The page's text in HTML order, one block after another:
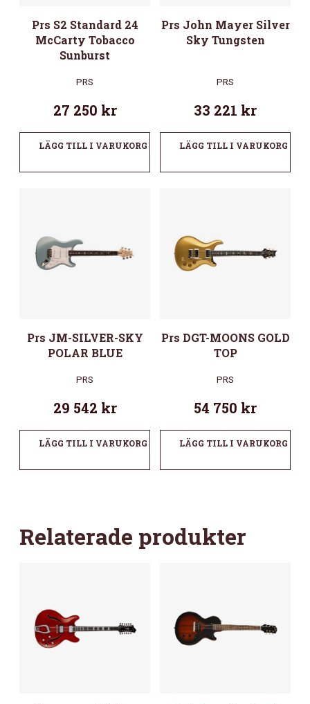
Prs S2 Standard 24
McCarty Tobacco
Sunburst
PRS
27 250 kr
LÄGG TILL I VARUKORG
Prs John Mayer Silver
Sky Tungsten
PRS
33 221 kr
LÄGG TILL I VARUKORG
Prs JM-SILVER-SKY
POLAR BLUE
PRS
29 542 kr
LÄGG TILL I VARUKORG
Prs DGT-MOONS GOLD
TOP
PRS
54 750 kr
LÄGG TILL I VARUKORG
Relaterade produkter